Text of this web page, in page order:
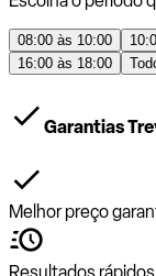
08:00 às 10:00
16:00 às 18:00
Garantias
Melhor preço
Resultados rápidos